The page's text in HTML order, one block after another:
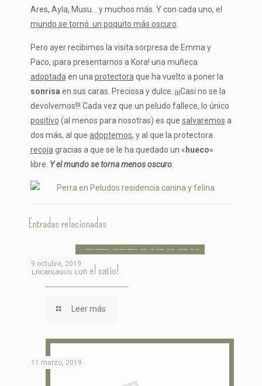
Ares, Ayla, Musu… y muchos más. Y con cada uno, el
mundo se tornó un poquito más oscuro
Pero ayer recibimos la visita sorpresa de Emma y
Paco, ¡para presentarnos a Kora! una muñeca
adoptada en una protectora que ha vuelto a poner la
sonrisa en sus caras. Preciosa y dulce. ¡¡¡Casi no se la
devolvemos!!! Cada vez que un peludo fallece, lo único
positivo (al menos para nosotras) es que salvaremos a
dos más, al que adoptemos, y al que la protectora
recoja gracias a que se le ha quedado un « hueco»
libre. Y el mundo se torna menos oscuro.
Entradas relacionadas
9 octubre, 2019
¡Encantados con el catio!
Leer más
11 marzo, 2019